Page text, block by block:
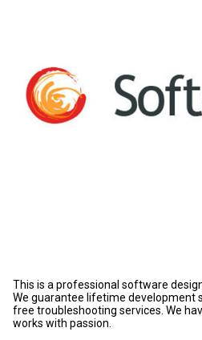
This is a professional software
We guarantee lifetime development
free troubleshooting services. We
works with passion.